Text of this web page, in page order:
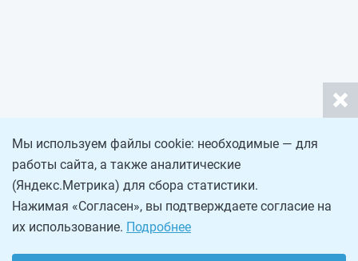
Мы используем файлы cookie: необходимые — для
работы сайта, а также аналитические
(Яндекс.Метрика) для сбора статистики.
Нажимая «Согласен», вы подтверждаете согласие на
их использование. Подробнее